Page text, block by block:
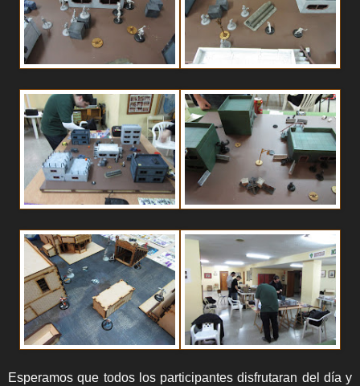
Esperamos que todos los participantes disfrutaran del día y